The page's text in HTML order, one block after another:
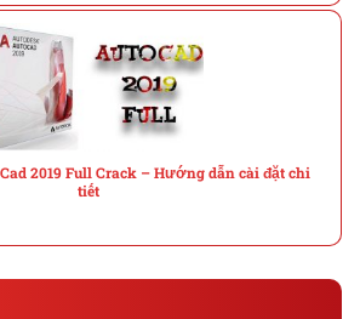
2019 Full Crack – Hướng dẫn cài đặt chi
tiết